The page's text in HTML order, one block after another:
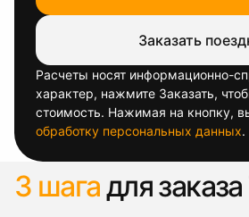
Заказать
Расчеты носят информационно-
характер, нажмите Заказать,
стоимость. Нажимая на кнопку,
обработку персональных данных.
3 шагадля